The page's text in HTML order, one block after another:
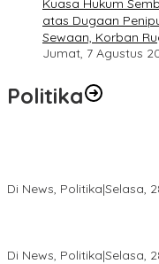
Kuasa Hukum
atas Dugaan
Sewaan, Korban
Jumat, 7 Agustus
Politika
Di News, Politika|Selasa,
Di News, Politika|Selasa,